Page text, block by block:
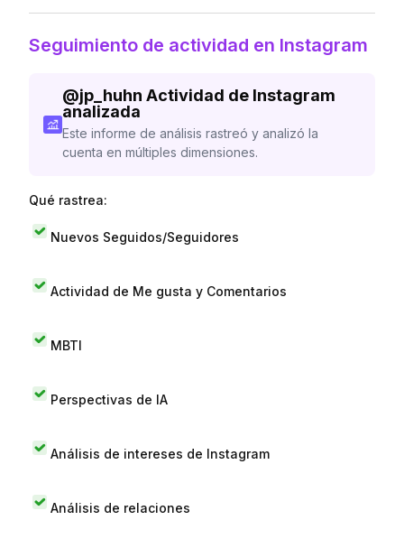
Seguimiento de actividad en Instagram
@jp_huhn Actividad de Instagram
analizada
Este informe de análisis rastreó y analizó la
cuenta en múltiples dimensiones.
Qué rastrea:
Nuevos Seguidos/Seguidores
Actividad de Me gusta y Comentarios
MBTI
Perspectivas de IA
Análisis de intereses de Instagram
Análisis de relaciones